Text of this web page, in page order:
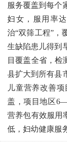
服务覆盖到每个
妇女，服用率
治“双筛工程”，
生缺陷患儿得到
目覆盖全省，检
县扩大到所有县
儿童营养改善
盖，项目地区
营养包有效服用
低，妇幼健康服